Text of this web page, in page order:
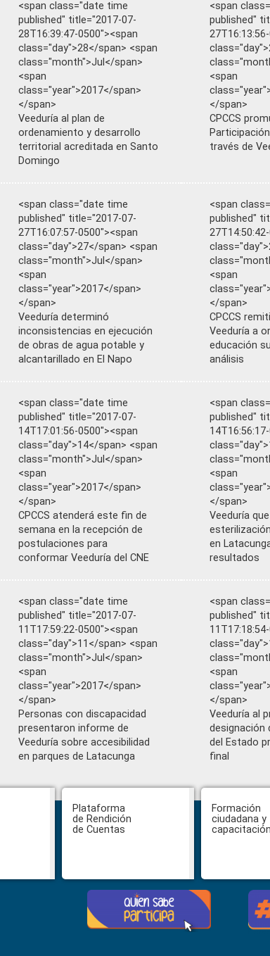
<span class="date time
published" title="2017-07-
28T16:39:47-0500"><span
class="day">28</span> <span
class="month">Jul</span>
<span
class="year">2017</span>
</span>
Veeduría al plan de
ordenamiento y desarrollo
territorial acreditada en Santo
Domingo
<span
published"
<span
</span>
CPCCS
través de
<span class="date time
published" title="2017-07-
27T16:07:57-0500"><span
class="day">27</span> <span
class="month">Jul</span>
<span
class="year">2017</span>
</span>
Veeduría determinó
inconsistencias en ejecución
de obras de agua potable y
alcantarillado en El Napo
<span
published"
<span
</span>
CPCCS
Veeduría a
educación
análisis
<span class="date time
published" title="2017-07-
14T17:01:56-0500"><span
class="day">14</span> <span
class="month">Jul</span>
<span
class="year">2017</span>
</span>
CPCCS atenderá este fin de
semana en la recepción de
postulaciones para
conformar Veeduría del CNE
<span
published"
<span
</span>
Veeduría
en
resultados
<span class="date time
published" title="2017-07-
11T17:59:22-0500"><span
class="day">11</span> <span
class="month">Jul</span>
<span
class="year">2017</span>
</span>
Personas con discapacidad
presentaron informe de
Veeduría sobre accesibilidad
en parques de Latacunga
<span
published"
<span
</span>
Veeduría al
designación
del Estado
final
Plataforma
de Rendición
de Cuentas
Formación
ciudadana y
capacitación
CPCCS aprueba
Veeduría para
autoridad de la SOT